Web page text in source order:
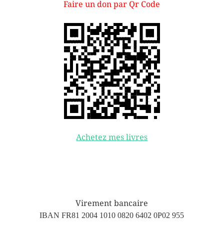
Faire un don par Qr Code
Achetez mes livres
Virement bancaire
IBAN FR81 2004 1010 0820 6402 0P02 955